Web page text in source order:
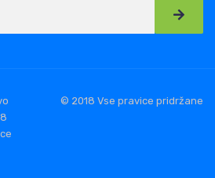
© 2018 Vse pravice pridržane